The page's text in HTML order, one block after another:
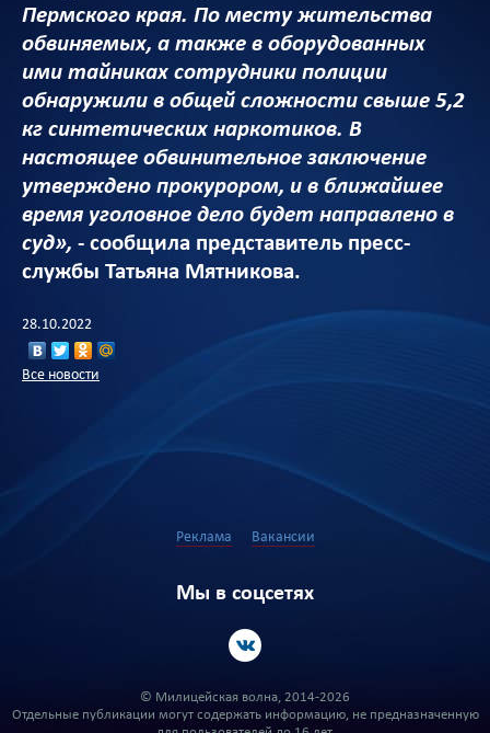
Пермского края. По месту жительства
обвиняемых, а также в оборудованных
ими тайниках сотрудники полиции
обнаружили в общей сложности свыше 5,2
кг синтетических наркотиков. В
настоящее обвинительное заключение
утверждено прокурором, и в ближайшее
время уголовное дело будет направлено в
суд», - сообщила представитель пресс-
службы Татьяна Мятникова.
28.10.2022
Все новости
Реклама Вакансии
Мы в соцсетях
© Милицейская волна, 2014-2026
Отдельные публикации могут содержать информацию, не предназначенную